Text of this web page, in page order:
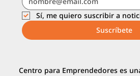
Sí, me quiero suscribir a
Suscríbete
Centro para Emprendedores es